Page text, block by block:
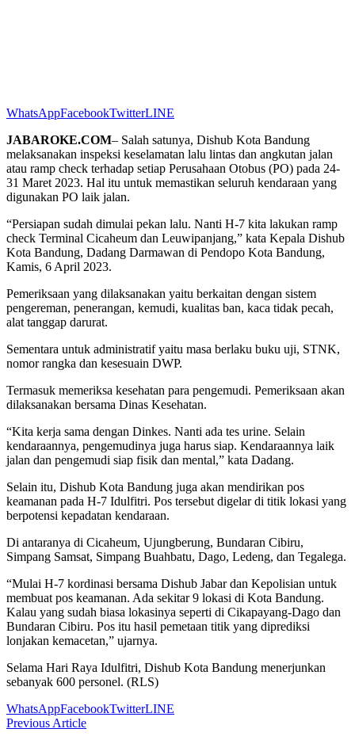
WhatsAppFacebookTwitterLINE
JABAROKE.COM– Salah satunya, Dishub Kota Bandung
melaksanakan inspeksi keselamatan lalu lintas dan angkutan jalan
atau ramp check terhadap setiap Perusahaan Otobus (PO) pada 24-
31 Maret 2023. Hal itu untuk memastikan seluruh kendaraan yang
digunakan PO laik jalan.
“Persiapan sudah dimulai pekan lalu. Nanti H-7 kita lakukan ramp
check Terminal Cicaheum dan Leuwipanjang,” kata Kepala Dishub
Kota Bandung, Dadang Darmawan di Pendopo Kota Bandung,
Kamis, 6 April 2023.
Pemeriksaan yang dilaksanakan yaitu berkaitan dengan sistem
pengereman, penerangan, kemudi, kualitas ban, kaca tidak pecah,
alat tanggap darurat.
Sementara untuk administratif yaitu masa berlaku buku uji, STNK,
nomor rangka dan kesesuain DWP.
Termasuk memeriksa kesehatan para pengemudi. Pemeriksaan akan
dilaksanakan bersama Dinas Kesehatan.
“Kita kerja sama dengan Dinkes. Nanti ada tes urine. Selain
kendaraannya, pengemudinya juga harus siap. Kendaraannya laik
jalan dan pengemudi siap fisik dan mental,” kata Dadang.
Selain itu, Dishub Kota Bandung juga akan mendirikan pos
keamanan pada H-7 Idulfitri. Pos tersebut digelar di titik lokasi yang
berpotensi kepadatan kendaraan.
Di antaranya di Cicaheum, Ujungberung, Bundaran Cibiru,
Simpang Samsat, Simpang Buahbatu, Dago, Ledeng, dan Tegalega.
“Mulai H-7 kordinasi bersama Dishub Jabar dan Kepolisian untuk
membuat pos keamanan. Ada sekitar 9 lokasi di Kota Bandung.
Kalau yang sudah biasa lokasinya seperti di Cikapayang-Dago dan
Bundaran Cibiru. Pos itu hasil pemetaan titik yang diprediksi
lonjakan kemacetan,” ujarnya.
Selama Hari Raya Idulfitri, Dishub Kota Bandung menerjunkan
sebanyak 600 personel. (RLS)
WhatsAppFacebookTwitterLINE
Previous Article